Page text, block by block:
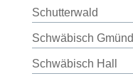
Schutterwald
Schwäbisch Gmünd
Schwäbisch Hall